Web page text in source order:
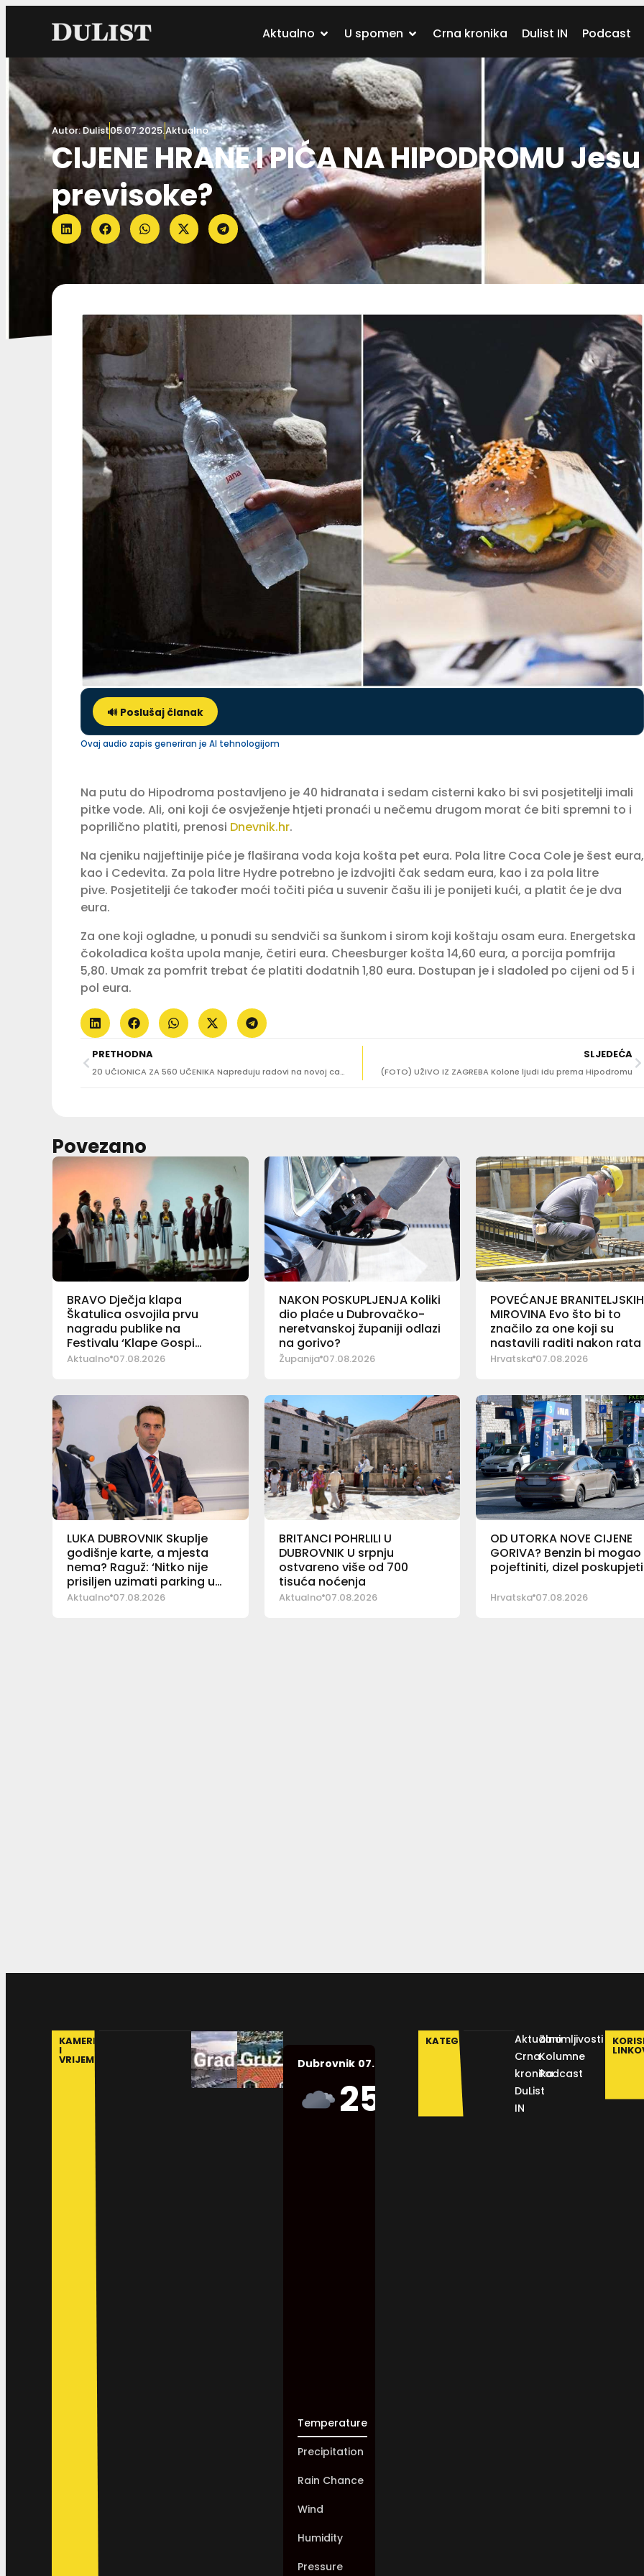
Aktualno U spomen Crna kronika Dulist IN Podcast
Autor:Dulist05.07.2025.Aktualno
CIJENE HRANE I PIĆA NA HIPODROMU
previsoke?
🔊 Poslušaj članak
Ovaj audio zapis generiran je AI tehnologijom
Na putu do Hipodroma postavljeno je 40 hidranata i sedam cisterni kako bi svi posjetitelji imali
pitke vode. Ali, oni koji će osvježenje htjeti pronaći u nečemu drugom morat će biti spremni to i
poprilično platiti, prenosi Dnevnik.hr.
Na cjeniku najjeftinije piće je flaširana voda koja košta pet eura. Pola litre Coca Cole je šest eura,
kao i Cedevita. Za pola litre Hydre potrebno je izdvojiti čak sedam eura, kao i za pola litre
pive. Posjetitelji će također moći točiti pića u suvenir čašu ili je ponijeti kući, a platit će je dva
eura.
Za one koji ogladne, u ponudi su sendviči sa šunkom i sirom koji koštaju osam eura. Energetska
čokoladica košta upola manje, četiri eura. Cheesburger košta 14,60 eura, a porcija pomfrija
5,80. Umak za pomfrit trebat će platiti dodatnih 1,80 eura. Dostupan je i sladoled po cijeni od 5 i
pol eura.
PRETHODNA
20 UČIONICA ZA 560 UČENIKA Napreduju radovi na novoj cavtatskoj školi
SLJEDEĆA
(FOTO) UŽIVO IZ ZAGREBA Kolone ljudi idu prema Hipodromu
Povezano
BRAVO Dječja klapa
Škatulica osvojila prvu
nagradu publike na
Festivalu ‘Klape Gospi
Sinjskoj’
Aktualno 07.08.2026
NAKON POSKUPLJENJA Koliki
dio plaće u Dubrovačko-
neretvanskoj županiji odlazi
na gorivo?
Županija 07.08.2026
POVEĆANJE BRANITELJSKIH
MIROVINA Evo što bi to
značilo za one koji su
nastavili raditi nakon rata
Hrvatska 07.08.2026
LUKA DUBROVNIK Skuplje
godišnje karte, a mjesta
nema? Raguž: ‘Nitko nije
prisiljen uzimati parking u
Luci’
Aktualno 07.08.2026
BRITANCI POHRLILI U
DUBROVNIK U srpnju
ostvareno više od 700
tisuća noćenja
Aktualno 07.08.2026
OD UTORKA NOVE CIJENE
GORIVA? Benzin bi mogao
pojeftiniti, dizel poskupjeti
Hrvatska 07.08.2026
KAMERE
I
VRIJEME Dubrovnik 07.08.2026.
25
Humidity:
Temperature
Precipitation
Rain Chance
Wind
Humidity
Pressure
KATEGORIJE
Aktualno
Crna
kronika
DuList
IN
Zanimljivosti
Kolumne
Podcast